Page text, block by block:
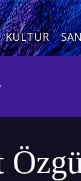
KÜLTÜR